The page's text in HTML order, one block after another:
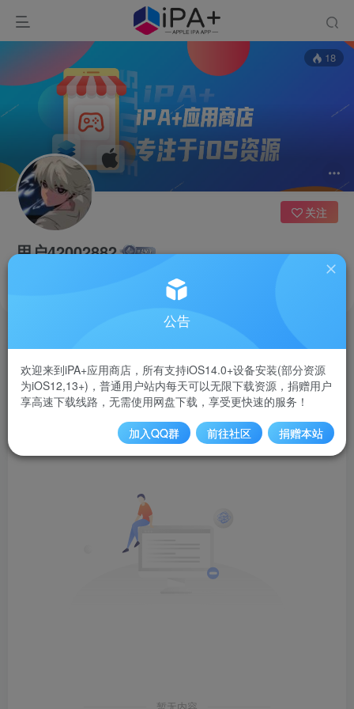
18
用户42002882
关注
文章0 收藏0 评论0 反馈1 粉丝0
发布 0 排序
公告
欢迎来到iPA+应用商店，所有支持iOS14.0+设备安装(部分资源
为iOS12,13+)，普通用户站内每天可以无限下载资源，捐赠用户
享高速下载线路，无需使用网盘下载，享受更快速的服务！
加入QQ群 前往社区 捐赠本站